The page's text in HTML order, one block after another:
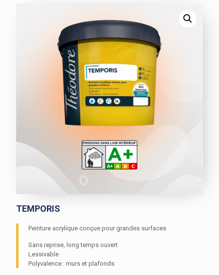
épais
Confort thermique
Vitrificateurs
GRANDS CHANTIERS
Finitions satinées
Finitions velours
Finitions mates
Peintures bois
TOITURES & BARDAGES
Toitures et bardages
RECHERCHER UN PRODUIT
INNOVANT
NOUVEAUTÉ
TEMPORIS
Peinture acrylique conçue pour grandes surfaces
Sans reprise, long temps ouvert
Lessivable
Polyvalence : murs et plafonds